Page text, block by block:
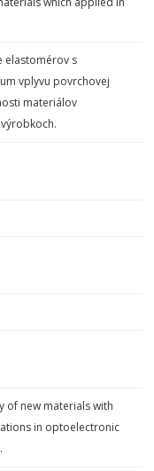
elastomérov s
vplyvu povrchovej
materiálov
of new materials with
in optoelectronic